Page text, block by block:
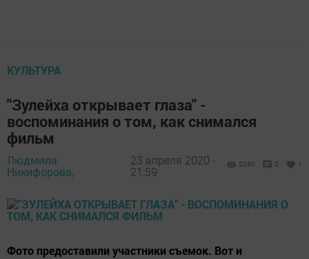
КУЛЬТУРА
"Зулейха открывает глаза" -
воспоминания о том, как снимался
фильм
Людмила
Никифорова,
23 апреля 2020 -
21:59
2260 0 1
Фото предоставили участники съемок. Вот и